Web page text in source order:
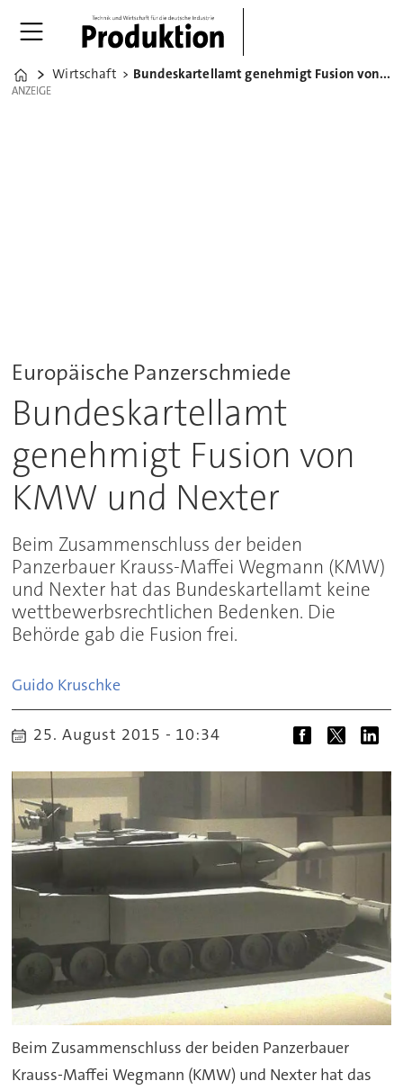
Home
Wirtschaft Bundeskartellamt genehmigt Fusion von KMW und Nexter
ANZEIGE
ANZEIGE
Europäische Panzerschmiede
Bundeskartellamt
genehmigt Fusion von
KMW und Nexter
Beim Zusammenschluss der beiden
Panzerbauer Krauss-Maffei Wegmann (KMW)
und Nexter hat das Bundeskartellamt keine
wettbewerbsrechtlichen Bedenken. Die
Behörde gab die Fusion frei.
Guido Kruschke
25. August 2015 - 10:34
Beim Zusammenschluss der beiden Panzerbauer
Krauss-Maffei Wegmann (KMW) und Nexter hat das